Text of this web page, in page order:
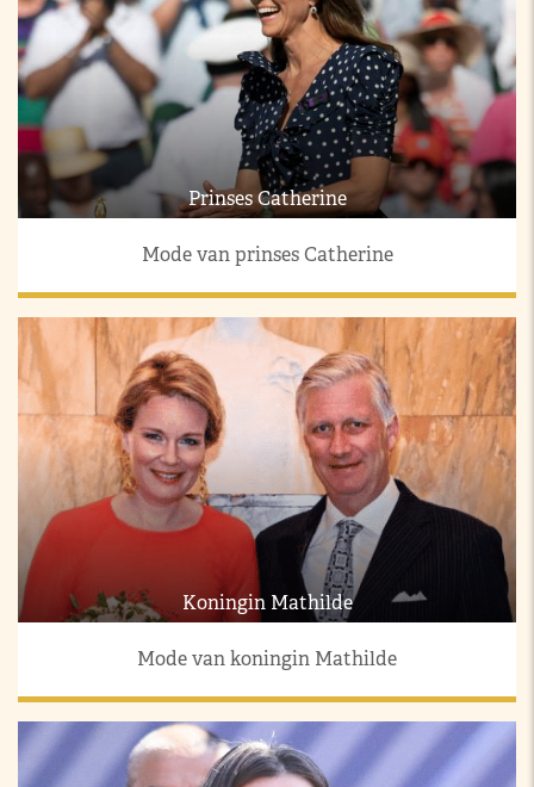
Prinses Catherine
Mode van prinses Catherine
Koningin Mathilde
Mode van koningin Mathilde